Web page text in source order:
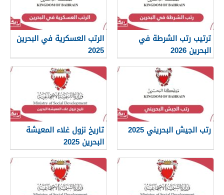
ترتيب رتب الشرطة في
البحرين 2026
الرتب العسكرية في البحرين
2025
رتب الجيش البحريني 2025
تاريخ نزول غلاء المعيشة
البحرين 2025